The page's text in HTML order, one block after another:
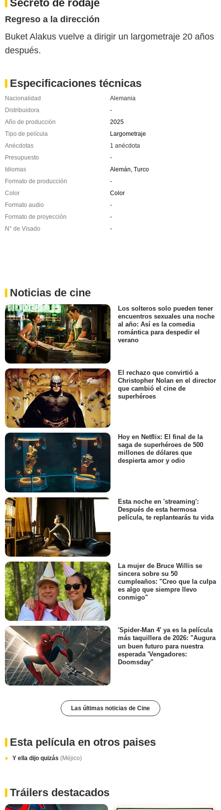
Secreto de rodaje
Regreso a la dirección
Buket Alakus vuelve a dirigir un largometraje 20 años
después.
Especificaciones técnicas
Nacionalidad
Alemania
Distribuidora
-
Año de producción
2025
Tipo de película
Largometraje
Anécdotas
1 anécdota
Presupuesto
-
Idiomas
Alemán, Turco
Formato de producción
-
Color
Color
Formato audio
-
Formato de proyección
-
N° de Visado
-
Noticias de cine
Los solteros solo pueden tener
encuentros sexuales una noche
al año: Así es la comedia
romántica para despedir el
verano
El rechazo que convirtió a
Christopher Nolan en el director
que cambió el cine de
superhéroes
Hoy en Netflix: El final de la
saga de superhéroes de 500
millones de dólares que
despierta amor y odio
Esta noche en 'streaming':
Después de esta hermosa
película, te replantearás tu vida
La mujer de Bruce Willis se
sincera sobre su 50
cumpleaños: "Creo que la culpa
es algo que siempre llevo
conmigo"
'Spider-Man 4' ya es la película
más taquillera de 2026: "Augura
un buen futuro para nuestra
esperada 'Vengadores:
Doomsday"
Las últimas noticias de Cine
Esta película en otros paises
Y ella dijo quizás (Méjico)
Tráilers destacados